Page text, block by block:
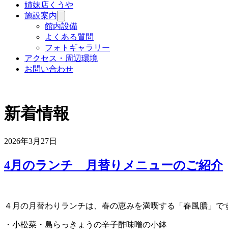
姉妹店くうや
施設案内
ブ
メ
ニ
ュ
ー
を
館内設備
よくある質問
フォトギャラリー
アクセス・周辺環境
お問い合わせ
新着情報
2026年3月27日
4月のランチ 月替りメニューのご紹介
４月の月替わりランチは、春の恵みを満喫する「春風膳」で
・小松菜・島らっきょうの辛子酢味噌の小鉢